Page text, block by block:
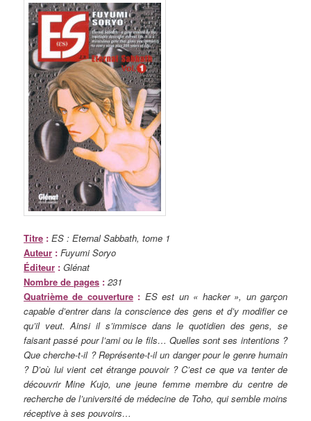
Titre : ES : Eternal Sabbath, tome 1
Auteur :Fuyumi Soryo
Éditeur : Glénat
Nombre de pages : 231
Quatrième de couverture: ES est un « hacker », un garçon
capable d’entrer dans la conscience des gens et d’y modifier ce
qu’il veut. Ainsi il s’immisce dans le quotidien des gens, se
faisant passé pour l’ami ou le fils… Quelles sont ses intentions ?
Que cherche-t-il ? Représente-t-il un danger pour le genre humain
? D’où lui vient cet étrange pouvoir ? C’est ce que va tenter de
découvrir Mine Kujo, une jeune femme membre du centre de
recherche de l’université de médecine de Toho, qui semble moins
réceptive à ses pouvoirs…